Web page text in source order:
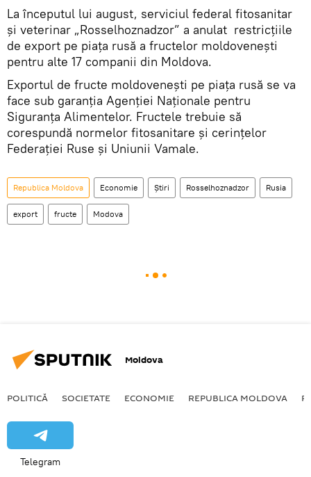
La începutul lui august, serviciul federal fitosanitar
şi veterinar „Rosselhoznadzor” a anulat restricţiile
de export pe piaţa rusă a fructelor moldoveneşti
pentru alte 17 companii din Moldova.
Exportul de fructe moldoveneşti pe piaţa rusă se va
face sub garanţia Agenţiei Naţionale pentru
Siguranţa Alimentelor. Fructele trebuie să
corespundă normelor fitosanitare şi cerinţelor
Federaţiei Ruse şi Uniunii Vamale.
Republica Moldova Economie Știri Rosselhoznadzor Rusia
export fructe Modova
Moldova
POLITICĂ SOCIETATE ECONOMIE REPUBLICA MOLDOVA
Telegram